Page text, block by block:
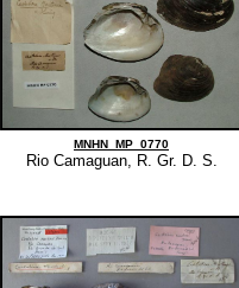
MNHN_MP_0770
Rio Camaguan, R. Gr. D. S.